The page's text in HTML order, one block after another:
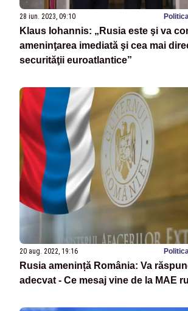
28 iun. 2023, 09:10
Klaus Iohannis: „Rusia este şi va
ameninţarea imediată şi cea mai
securităţii euroatlantice”
20 aug. 2022, 19:16
Rusia amenință România: Va
adecvat - Ce mesaj vine de la MAE